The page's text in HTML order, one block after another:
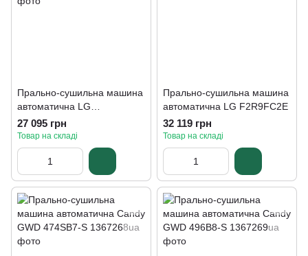
Прально-сушильна машина
автоматична LG
F2R5FG0W
27 095 грн
Товар на складі
Прально-сушильна машина
автоматична LG F2R9FC2E
32 119 грн
Товар на складі